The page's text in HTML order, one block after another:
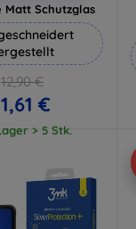
Matt Schutzglas
12,90 €
€
> 5 Stk.